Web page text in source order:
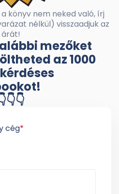
könyv nem neked való, írj
nélkül) visszaadjuk az
árát!
mezőket
az 1000
cég*